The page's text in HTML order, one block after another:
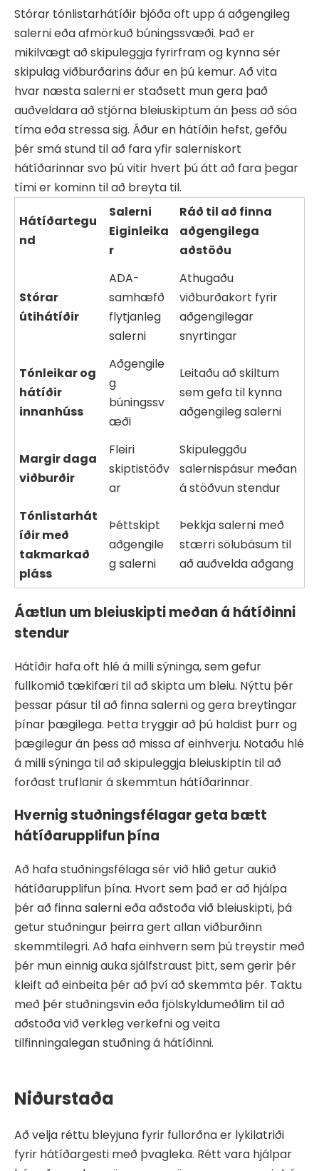
Stórar tónlistarhátíðir bjóða oft upp á aðgengileg
salerni eða afmörkuð búningssvæði. Það er
mikilvægt að skipuleggja fyrirfram og kynna sér
skipulag viðburðarins áður en þú kemur. Að vita
hvar næsta salerni er staðsett mun gera það
auðveldara að stjórna bleiuskiptum án þess að sóa
tíma eða stressa sig. Áður en hátíðin hefst, gefðu
þér smá stund til að fara yfir salerniskort
hátíðarinnar svo þú vitir hvert þú átt að fara þegar
tími er kominn til að breyta til.
Hátíðartegu
nd
Salerni
Eiginleika
r
Ráð til að finna
aðgengilega
aðstöðu
Stórar
útihátíðir
ADA-
samhæfð
flytjanleg
salerni
Athugaðu
viðburðakort fyrir
aðgengilegar
snyrtingar
Tónleikar og
hátíðir
innanhúss
Aðgengile
g
búningssv
æði
Leitaðu að skiltum
sem gefa til kynna
aðgengileg salerni
Margir daga
viðburðir
Fleiri
skiptistöðv
ar
Skipuleggðu
salernispásur meðan
á stöðvun stendur
Tónlistarhát
íðir með
takmarkað
pláss
Þéttskipt
aðgengile
g salerni
Þekkja salerni með
stærri sölubásum til
að auðvelda aðgang
Áætlun um bleiuskipti meðan á hátíðinni
stendur
Hátíðir hafa oft hlé á milli sýninga, sem gefur
fullkomið tækifæri til að skipta um bleiu. Nýttu þér
þessar pásur til að finna salerni og gera breytingar
þínar þægilega. Þetta tryggir að þú haldist þurr og
þægilegur án þess að missa af einhverju. Notaðu hlé
á milli sýninga til að skipuleggja bleiuskiptin til að
forðast truflanir á skemmtun hátíðarinnar.
Hvernig stuðningsfélagar geta bætt
hátíðarupplifun þína
Að hafa stuðningsfélaga sér við hlið getur aukið
hátíðarupplifun þína. Hvort sem það er að hjálpa
þér að finna salerni eða aðstoða við bleiuskipti, þá
getur stuðningur þeirra gert allan viðburðinn
skemmtilegri. Að hafa einhvern sem þú treystir með
þér mun einnig auka sjálfstraust þitt, sem gerir þér
kleift að einbeita þér að því að skemmta þér. Taktu
með þér stuðningsvin eða fjölskyldumeðlim til að
aðstoða við verkleg verkefni og veita
tilfinningalegan stuðning á hátíðinni.
Niðurstaða
Að velja réttu bleyjuna fyrir fullorðna er lykilatriði
fyrir hátíðargesti með þvagleka. Rétt vara hjálpar